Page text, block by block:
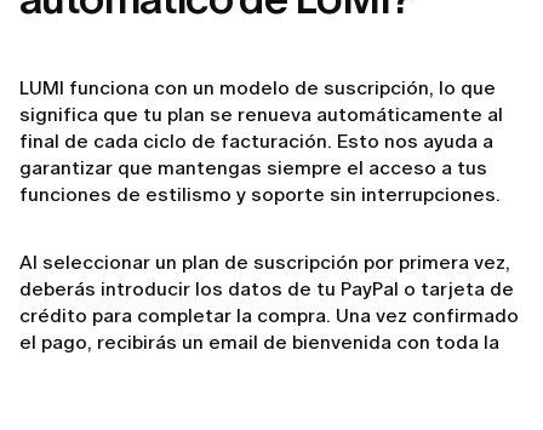
LUMI funciona con un modelo de suscripción, lo que
significa que tu plan se renueva automáticamente al
final de cada ciclo de facturación. Esto nos ayuda a
garantizar que mantengas siempre el acceso a tus
funciones de estilismo y soporte sin interrupciones.
Al seleccionar un plan de suscripción por primera vez,
deberás introducir los datos de tu PayPal o tarjeta de
crédito para completar la compra. Una vez confirmado
el pago, recibirás un email de bienvenida con toda la